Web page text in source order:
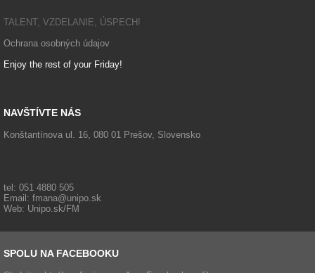
TALENT, VZDELANIE, ÚSPECH!
Ochrana osobných údajov
Enjoy the rest of your Friday!
NAVŠTÍVTE NÁS
Konštantínova ul. 16, 080 01 Prešov, Slovensko
tel: 051 4880 505
Email: fmana@unipo.sk
Web: Unipo.sk/FM
SPOLU NA FACEBOOKU